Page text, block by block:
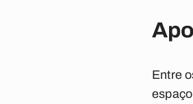
Entre